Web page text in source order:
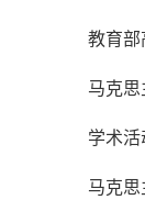
神，砥
教育部
马克思
奋进向
学术
马克思